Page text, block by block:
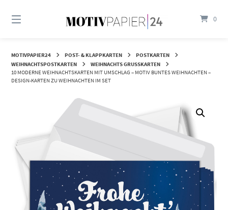
zum
0
MOTIVPAPIER24 POST- & KLAPPKARTEN
POSTKARTEN
WEIHNACHTSPOSTKARTEN
WEIHNACHTS GRUSSKARTEN
10 MODERNE WEIHNACHTSKARTEN MIT UMSCHLAG – MOTIV BUNTES WEIHNACHTEN –
DESIGN-KARTEN ZU WEIHNACHTEN IM SET